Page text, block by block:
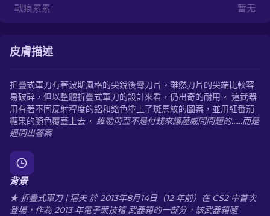
戰痕累累 暂无
皮膚描述
折疊式軍刀有著波斯風格的尖銳後彎刀片。雖然刀片的尖端比較容
易破碎，但以整體折疊式軍刀的設計來看，仍出奇的耐用。 這武器
用有著不同反射程度的鋁和鉻色塗上了斑馬紋的圖案，並用紅番茄
糖果的顏色覆蓋上去。 維勒芮亞不是付錢來讓薩威問問題的......而是
逼問出答案
背景
★ 折疊式軍刀 | 屠夫 於 2013年8月14日（12 年前）在 CS2 中首次
登場，作為 2013 年電子競技箱 武器箱的一部分，該武器箱隨